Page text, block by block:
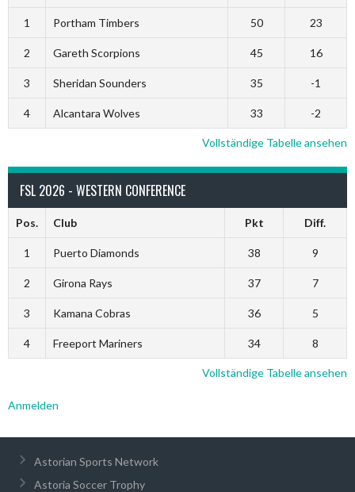
1 Portham Timbers 50 23
2 Gareth Scorpions 45 16
3 Sheridan Sounders 35 -1
4 Alcantara Wolves 33 -2
Vollständige Tabelle ansehen
FSL 2026 - WESTERN CONFERENCE
Pos. Club Pkt Diff.
1 Puerto Diamonds 38 9
2 Girona Rays 37 7
3 Kamana Cobras 36 5
4 Freeport Mariners 34 8
Vollständige Tabelle ansehen
Anmelden
Astorian Sports Network
Astoria Soccer Trophy